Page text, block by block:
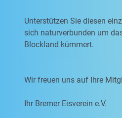
Unterstützen Sie diesen
sich naturverbunden um
Blockland kümmert.
Wir freuen uns auf Ihre
Ihr Bremer Eisverein e.V.